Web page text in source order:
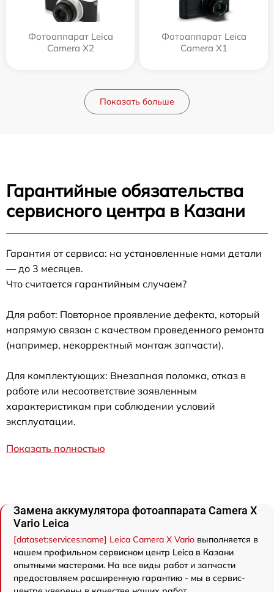
Фотоаппарат Leica
Camera X2
Фотоаппарат Leica
Camera X1
Показать больше
Гарантийные обязательства
сервисного центра в Казани
Гарантия от сервиса: на установленные нами детали
— до 3 месяцев.
Что считается гарантийным случаем?
Для работ: Повторное проявление дефекта, который
напрямую связан с качеством проведенного ремонта
(например, некорректный монтаж запчасти).
Для комплектующих: Внезапная поломка, отказ в
работе или несоответствие заявленным
характеристикам при соблюдении условий
эксплуатации.
Показать полностью
Замена аккумулятора фотоаппарата Camera X
Vario Leica
[dataset:services:name] Leica Camera X Vario выполняется в
нашем профильном сервисном центр Leica в Казани
опытными мастерами. На все виды работ и запчасти
предоставляем расширенную гарантию - мы в сервис-